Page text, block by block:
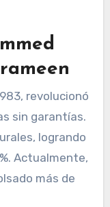
revolucionó
sin garantías.
logrando
Actualmente,
más de